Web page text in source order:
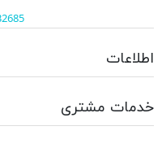
اطلاعات
خدمات مشتری